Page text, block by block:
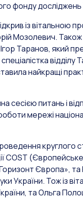
фонду
із
Мозолевич. Також
Таранов, який
найкращі
питань і
мережі
круглого
COST
Європа»,
України. Тож із
та Ольга